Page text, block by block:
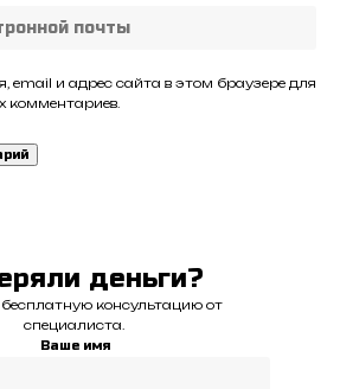
email и адрес сайта в этом браузере для
комментариев.
деньги?
консультацию от
специалиста.
Ваше имя